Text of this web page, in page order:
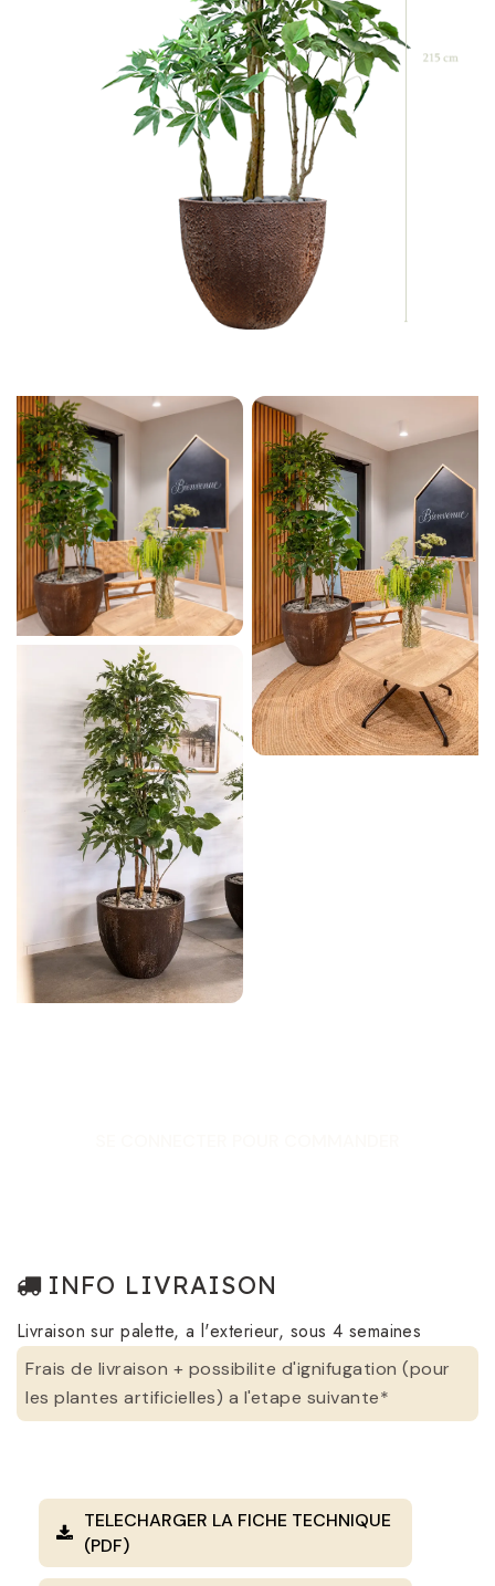
INFO LIVRAISON
Livraison sur palette, a l'exterieur, sous 4 semaines
Frais de livraison + possibilite d'ignifugation (pour
les plantes artificielles) a l'etape suivante*
TELECHARGER LA FICHE TECHNIQUE
(PDF)